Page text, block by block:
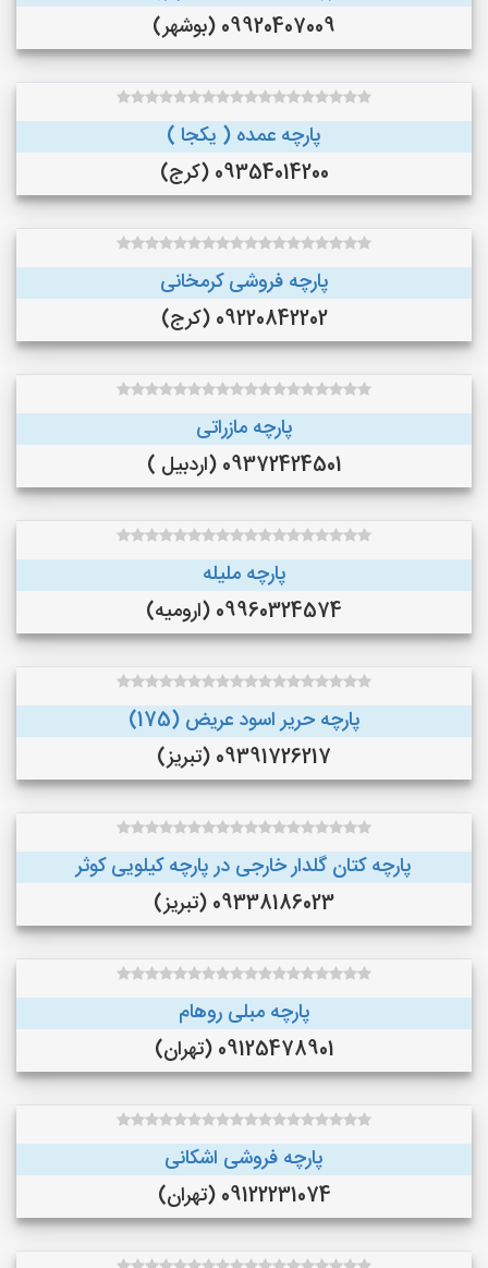
09920407009 (بوشهر)
پارچه عمده ( یکجا )
09354014200 (کرج)
پارچه فروشی کرمخانی
09220842202 (کرج)
پارچه مازراتی
09372424501 (اردبیل )
پارچه ملیله
09960324574 (ارومیه)
پارچه حریر اسود عریض (175)
09391726217 (تبریز)
پارچه کتان گلدار خارجی در پارچه کیلویی کوثر
09338186023 (تبریز)
پارچه مبلی روهام
09125478901 (تهران)
پارچه فروشی اشکانی
09122231074 (تهران)